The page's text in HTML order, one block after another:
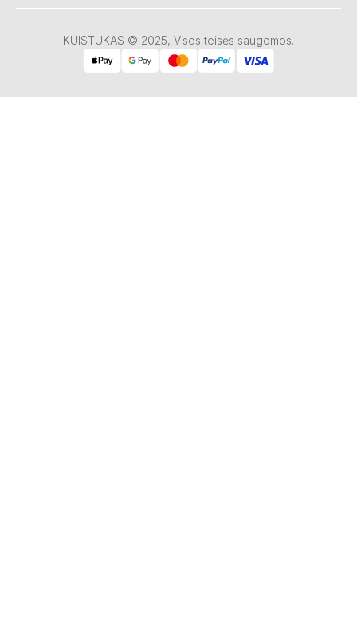
KUISTUKAS © 2025, Visos teisės saugomos.